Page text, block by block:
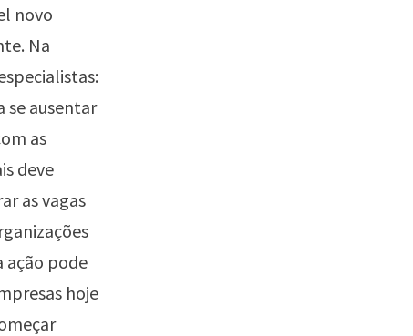
novo
Na
se ausentar
as
deve
as vagas
ação pode
hoje